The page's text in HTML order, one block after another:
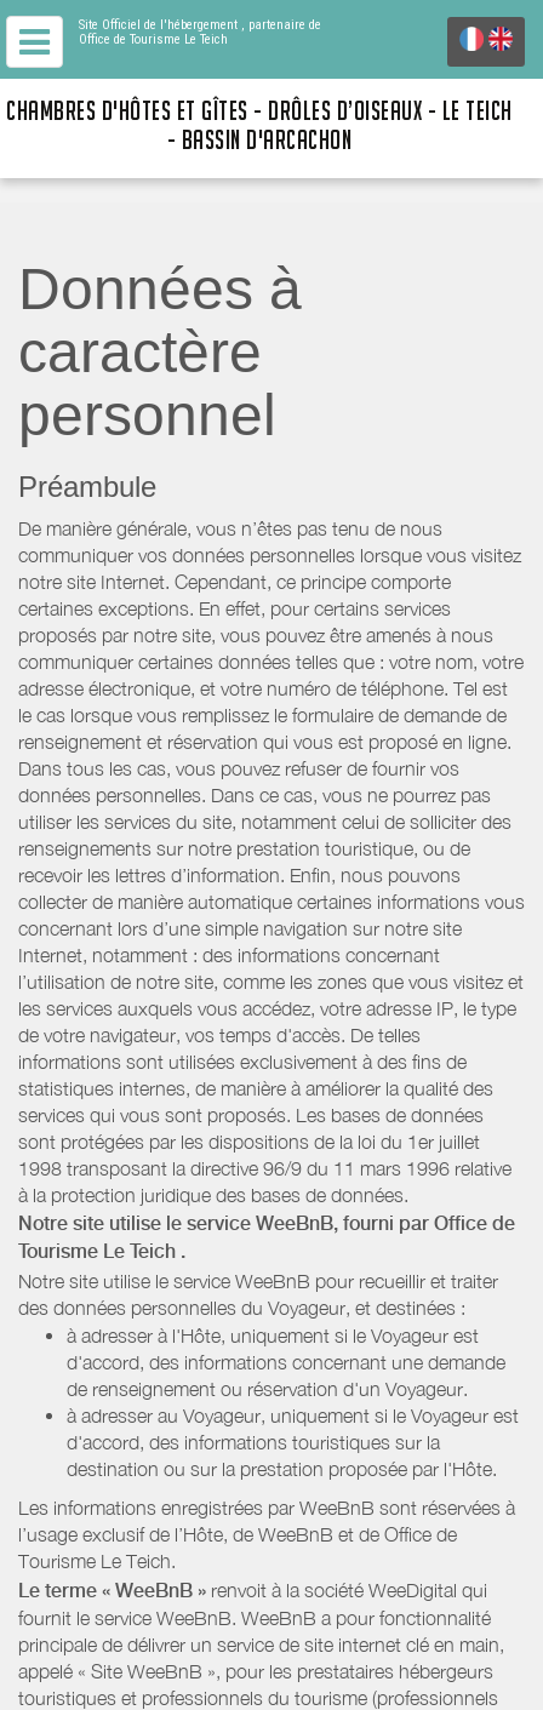
Site Officiel de l'hébergement , partenaire de
Office de Tourisme Le Teich
CHAMBRES D'HÔTES ET GÎTES - DRÔLES D’OISEAUX - LE TEICH
- BASSIN D'ARCACHON
Données à
caractère
personnel
Préambule
De manière générale, vous n’êtes pas tenu de nous
communiquer vos données personnelles lorsque vous visitez
notre site Internet. Cependant, ce principe comporte
certaines exceptions. En effet, pour certains services
proposés par notre site, vous pouvez être amenés à nous
communiquer certaines données telles que : votre nom, votre
adresse électronique, et votre numéro de téléphone. Tel est
le cas lorsque vous remplissez le formulaire de demande de
renseignement et réservation qui vous est proposé en ligne.
Dans tous les cas, vous pouvez refuser de fournir vos
données personnelles. Dans ce cas, vous ne pourrez pas
utiliser les services du site, notamment celui de solliciter des
renseignements sur notre prestation touristique, ou de
recevoir les lettres d’information. Enfin, nous pouvons
collecter de manière automatique certaines informations vous
concernant lors d’une simple navigation sur notre site
Internet, notamment : des informations concernant
l’utilisation de notre site, comme les zones que vous visitez et
les services auxquels vous accédez, votre adresse IP, le type
de votre navigateur, vos temps d'accès. De telles
informations sont utilisées exclusivement à des fins de
statistiques internes, de manière à améliorer la qualité des
services qui vous sont proposés. Les bases de données
sont protégées par les dispositions de la loi du 1er juillet
1998 transposant la directive 96/9 du 11 mars 1996 relative
à la protection juridique des bases de données.
Notre site utilise le service WeeBnB, fourni par Office de
Tourisme Le Teich .
Notre site utilise le service WeeBnB pour recueillir et traiter
des données personnelles du Voyageur, et destinées :
à adresser à l'Hôte, uniquement si le Voyageur est
d'accord, des informations concernant une demande
de renseignement ou réservation d'un Voyageur.
à adresser au Voyageur, uniquement si le Voyageur est
d'accord, des informations touristiques sur la
destination ou sur la prestation proposée par l'Hôte.
Les informations enregistrées par WeeBnB sont réservées à
l’usage exclusif de l’Hôte, de WeeBnB et de Office de
Tourisme Le Teich.
Le terme « WeeBnB » renvoit à la société WeeDigital qui
fournit le service WeeBnB. WeeBnB a pour fonctionnalité
principale de délivrer un service de site internet clé en main,
appelé « Site WeeBnB », pour les prestataires hébergeurs
touristiques et professionnels du tourisme (professionnels